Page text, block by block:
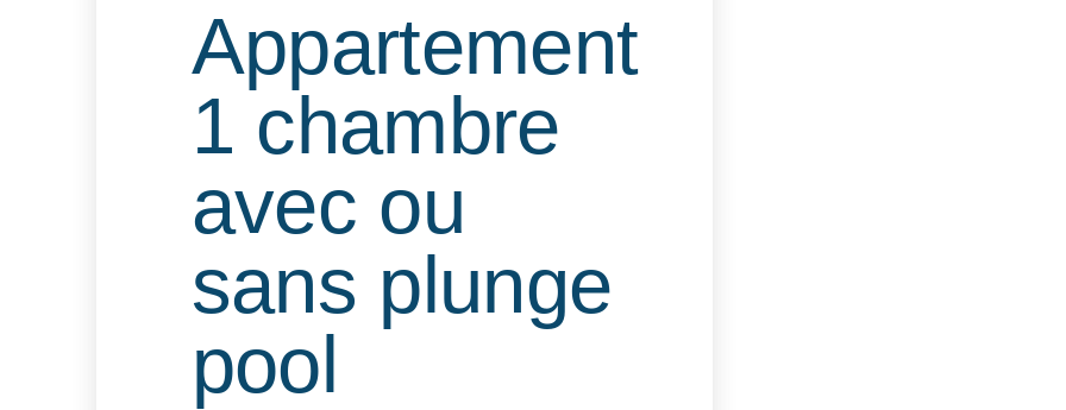
Appartement
1 chambre
avec ou
sans plunge
pool